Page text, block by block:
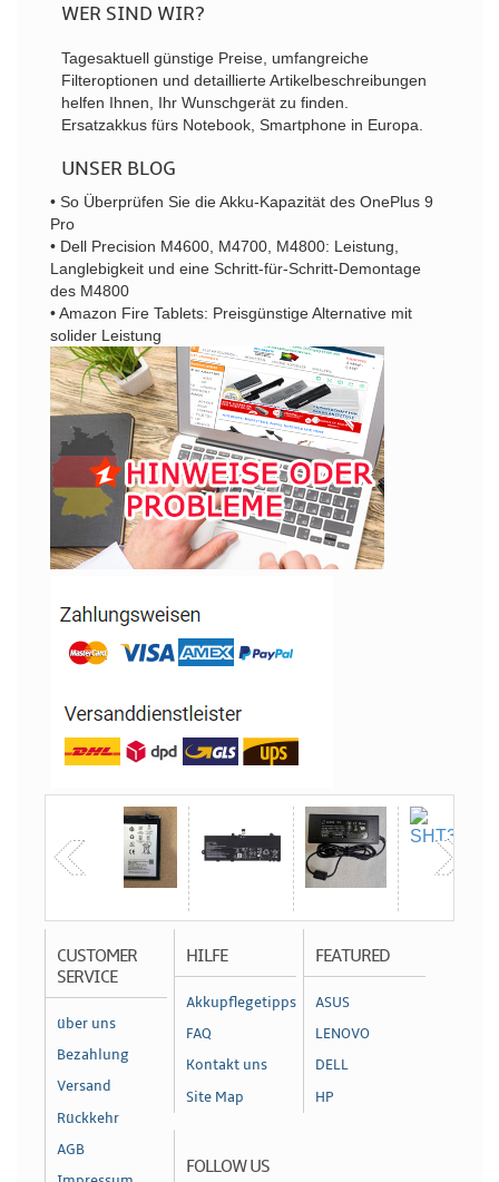
WER SIND WIR?
Tagesaktuell günstige Preise, umfangreiche
Filteroptionen und detaillierte Artikelbeschreibungen
helfen Ihnen, Ihr Wunschgerät zu finden.
Ersatzakkus fürs Notebook, Smartphone in Europa.
UNSER BLOG
• So Überprüfen Sie die Akku-Kapazität des OnePlus 9
Pro
• Dell Precision M4600, M4700, M4800: Leistung,
Langlebigkeit und eine Schritt-für-Schritt-Demontage
des M4800
• Amazon Fire Tablets: Preisgünstige Alternative mit
solider Leistung
CUSTOMER
SERVICE
über uns
Bezahlung
Versand
Rückkehr
AGB
HILFE
Akkupflegetipps
FAQ
Kontakt uns
Site Map
FEATURED
ASUS
LENOVO
DELL
HP
FOLLOW US